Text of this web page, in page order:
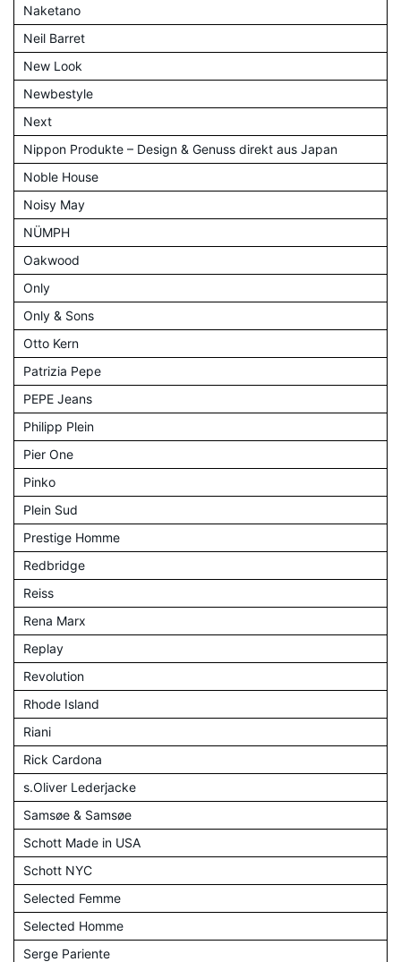
Naketano
Neil Barret
New Look
Newbestyle
Next
Nippon Produkte – Design & Genuss direkt aus Japan
Noble House
Noisy May
NÜMPH
Oakwood
Only
Only & Sons
Otto Kern
Patrizia Pepe
PEPE Jeans
Philipp Plein
Pier One
Pinko
Plein Sud
Prestige Homme
Redbridge
Reiss
Rena Marx
Replay
Revolution
Rhode Island
Riani
Rick Cardona
s.Oliver Lederjacke
Samsøe & Samsøe
Schott Made in USA
Schott NYC
Selected Femme
Selected Homme
Serge Pariente